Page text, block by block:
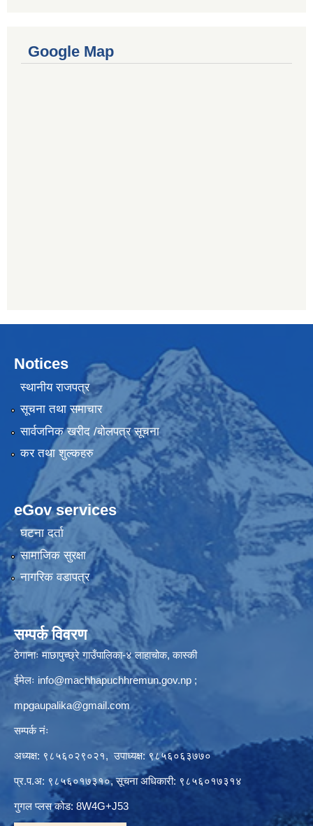
Google Map
Notices
स्थानीय राजपत्र
सूचना तथा समाचार
सार्वजनिक खरीद /बोलपत्र सूचना
कर तथा शुल्कहरु
eGov services
घटना दर्ता
सामाजिक सुरक्षा
नागरिक वडापत्र
सम्पर्क विवरण
ठेगानाः माछापुच्छ्रे गाउँपालिका-४ लाहाचोक, कास्की
ईमेलः info@machhapuchhremun.gov.np ;
mpgaupalika@gmail.com
सम्पर्क नंः
अध्यक्ष: ९८५६०२९०२१, उपाध्यक्ष: ९८५६०६३७७०
प्र.प.अ: ९८५६०१७३१०, सूचना अधिकारी: ९८५६०१७३१४
गुगल प्लस कोड: 8W4G+J53